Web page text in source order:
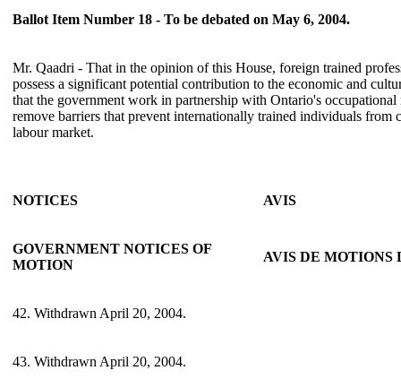
Ballot Item Number 18 - To be debated on May 6, 2004.
Mr. Qaadri - That in the opinion of this House, foreign trained
possess a significant potential contribution to the economic and
that the government work in partnership with Ontario's occupational
remove barriers that prevent internationally trained individuals from
labour market.
NOTICES AVIS
GOVERNMENT NOTICES OF
MOTION
AVIS DE MOTIONS
42. Withdrawn April 20, 2004.
43. Withdrawn April 20, 2004.